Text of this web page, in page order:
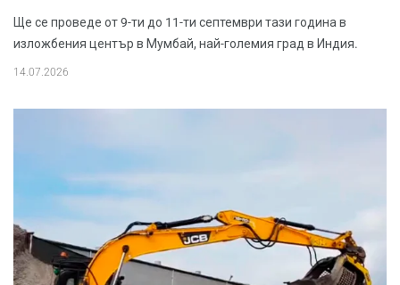
Ще се проведе от 9-ти до 11-ти септември тази година в
изложбения център в Мумбай, най-големия град в Индия.
14.07.2026